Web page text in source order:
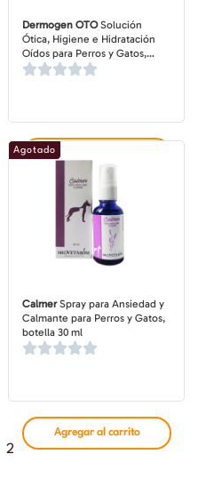
Dermogen OTOSolución
Ótica, Higiene e Hidratación
Oídos para Perros y Gatos,
frasco de 100 ml
Agregar al carrito
CalmerSpray para Ansiedad y
Calmante para Perros y Gatos,
botella 30 ml
Agotado
Agregar al carrito
2